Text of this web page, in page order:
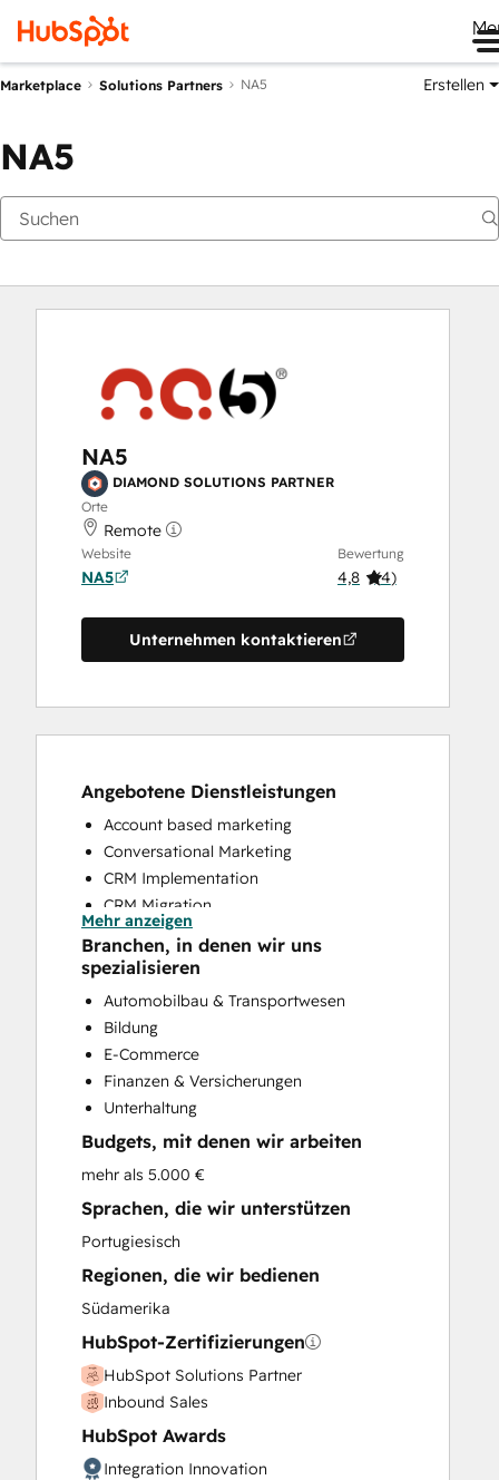
Marketplace Solutions Partners NA5 Erstellen
NA5
NA5
DIAMOND SOLUTIONS PARTNER
Orte
Remote
Website
NA5
Bewertung
4,8 (4)
Unternehmen kontaktieren
Angebotene Dienstleistungen
Account based marketing
Conversational Marketing
CRM Implementation
CRM Migration
Custom API Integrations
Customer Marketing
Customer Support Training
Customer Survey and Analysis
Email Marketing
Help Desk Implementation
HubSpot Onboarding
Knowledge Base Development
Paid Advertising
Programmable Automation
Sales Coaching and Training
Sales Enablement
Search Engine Optimization
Social Media
Website Design
Website Development
Website Migration
Mehr anzeigen
Branchen, in denen wir uns
spezialisieren
Automobilbau & Transportwesen
Bildung
E-Commerce
Finanzen & Versicherungen
Unterhaltung
Budgets, mit denen wir arbeiten
mehr als 5.000 €
Sprachen, die wir unterstützen
Portugiesisch
Regionen, die wir bedienen
Südamerika
HubSpot-Zertifizierungen
HubSpot Solutions Partner
Inbound Sales
HubSpot Awards
Integration Innovation